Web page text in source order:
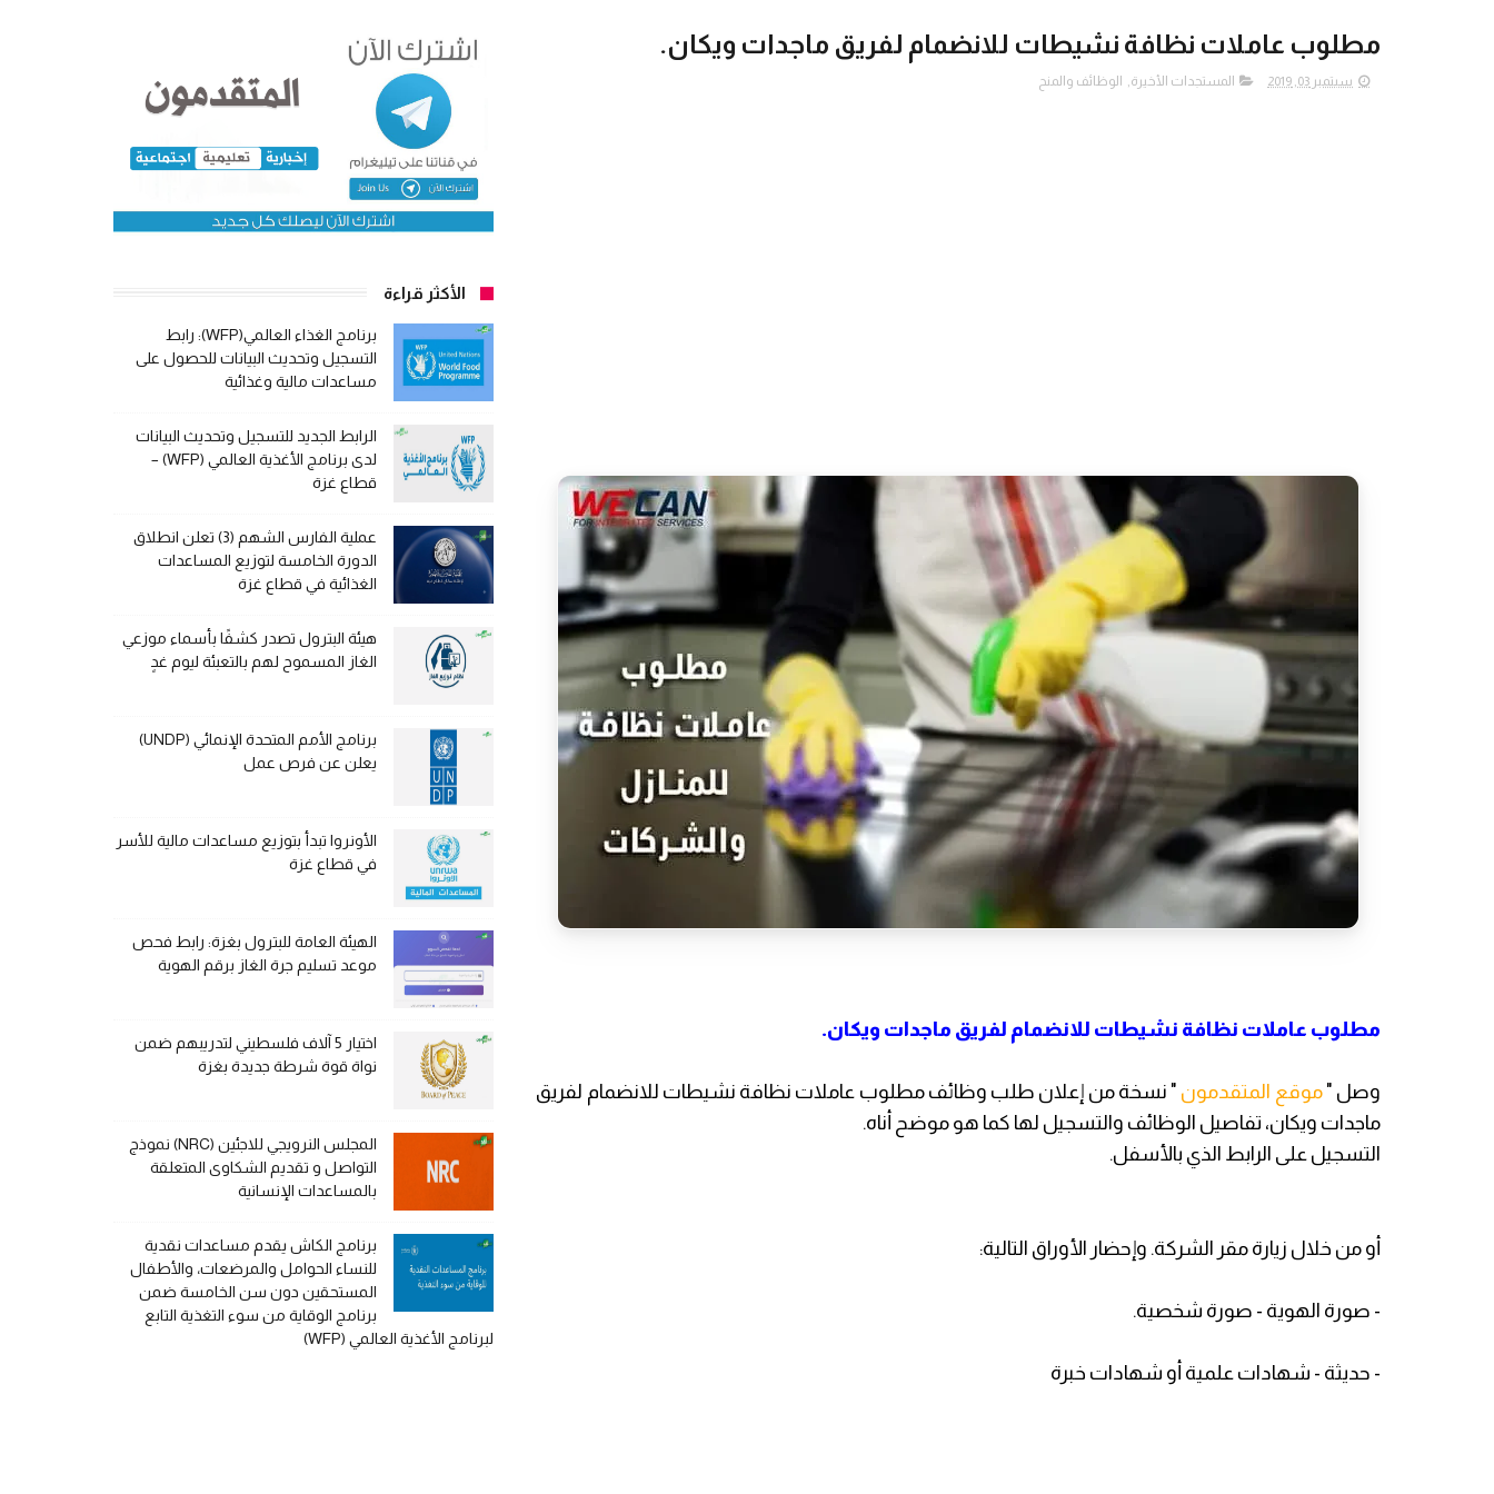
مطلوب عاملات نظافة نشيطات للانضمام لفريق ماجدات ويكان.
سبتمبر 03, 2019 المستجدات الأخيرة, الوظائف والمنح
مطلوب عاملات نظافة نشيطات للانضمام لفريق ماجدات ويكان.
وصل "موقع المتقدمون " نسخة من إعلان طلب وظائف مطلوب عاملات نظافة نشيطات للانضمام لفريق
ماجدات ويكان، تفاصيل الوظائف والتسجيل لها كما هو موضح أناه.
التسجيل على الرابط الذي بالأسفل.
أو من خلال زيارة مقر الشركة. وإحضار الأوراق التالية:
- صورة الهوية - صورة شخصية.
- حديثة - شهادات علمية أو شهادات خبرة
الأكثر قراءة
برنامج الغذاء العالمي(WFP): رابط
التسجيل وتحديث البيانات للحصول على
مساعدات مالية وغذائية
الرابط الجديد للتسجيل وتحديث البيانات
لدى برنامج الأغذية العالمي (WFP) –
قطاع غزة
عملية الفارس الشهم (3) تعلن انطلاق
الدورة الخامسة لتوزيع المساعدات
الغذائية في قطاع غزة
هيئة البترول تصدر كشفًا بأسماء موزعي
الغاز المسموح لهم بالتعبئة ليوم غدٍ
برنامج الأمم المتحدة الإنمائي (UNDP)
يعلن عن فرص عمل
الأونروا تبدأ بتوزيع مساعدات مالية للأسر
في قطاع غزة
الهيئة العامة للبترول بغزة: رابط فحص
موعد تسليم جرة الغاز برقم الهوية
اختيار 5 آلاف فلسطيني لتدريبهم ضمن
نواة قوة شرطة جديدة بغزة
المجلس النرويجي للاجئين (NRC) نموذج
التواصل و تقديم الشكاوى المتعلقة
بالمساعدات الإنسانية
برنامج الكاش يقدم مساعدات نقدية
للنساء الحوامل والمرضعات، والأطفال
المستحقين دون سن الخامسة ضمن
برنامج الوقاية من سوء التغذية التابع
لبرنامج الأغذية العالمي (WFP)